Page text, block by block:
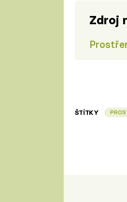
Zdroj
ŠTÍTKY